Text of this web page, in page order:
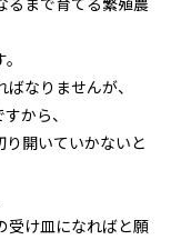
なりませんが、
から、
開いていかないと
受け皿になればと願